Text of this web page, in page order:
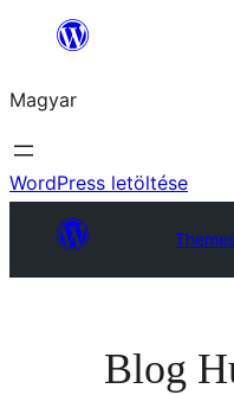
Ugrás
tartalomhoz
Magyar
WordPress letöltése
Blog